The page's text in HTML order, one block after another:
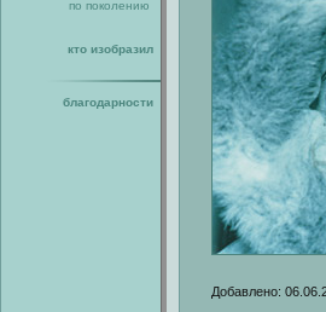
по поколению
кто изобразил
благодарности
Добавлено: